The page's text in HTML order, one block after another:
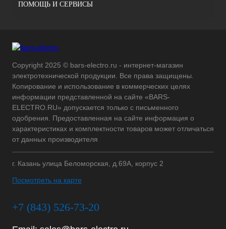
ПОМОЩЬ И СЕРВИСЫ
Copyright 2025 © bars-electro.ru - интернет-магазин
электротехнической продукции. Все права защищены.
Копирование и использование в коммерческих целях
информации представленной на сайте «BARS-
ELECTRO.RU» допускается только с письменного
одобрения. Предоставленная на сайте информация о
характеристиках и комплектности товаров может отличаться
от данных производителя
г. Казань улица Беломорская, д.69А, корпус 2
Посмотреть на карте
+7 (843) 526-73-20